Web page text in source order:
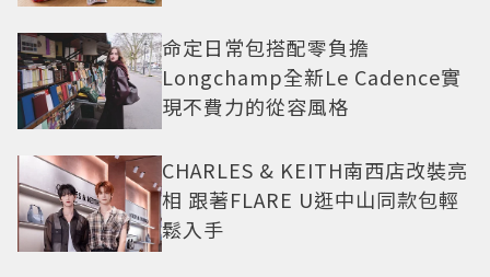
命定日常包搭配零負擔
Longchamp全新Le Cadence實
現不費力的從容風格
CHARLES & KEITH南西店改裝亮
相 跟著FLARE U逛中山同款包輕
鬆入手